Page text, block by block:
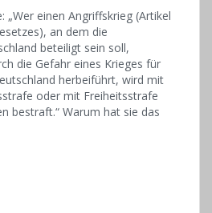
„Wer einen Angriffskrieg (Artikel
an dem die
beteiligt sein soll,
die Gefahr eines Krieges für
herbeiführt, wird mit
oder mit Freiheitsstrafe
bestraft.“ Warum hat sie das